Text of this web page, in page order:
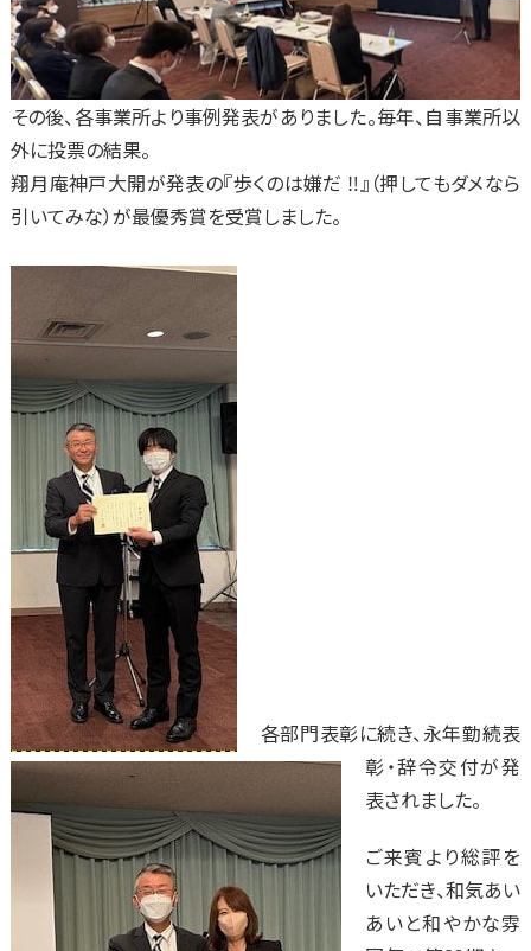
その後、各事業所より事例発表がありました。毎年、自事業所以
外に投票の結果。
翔月庵神戸大開が発表の『歩くのは嫌だ ‼』（押してもダメなら
引いてみな）が最優秀賞を受賞しました。
各部門表彰に続き、永年勤続表
彰・辞令交付が発
表されました。
ご来賓より総評を
いただき、和気あい
あいと和やかな雰